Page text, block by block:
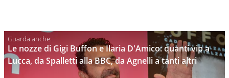
Le nozze di Gigi Buffon e Ilaria D'Amico: quanti vip a
Lucca, da Spalletti alla BBC, da Agnelli a tanti altri